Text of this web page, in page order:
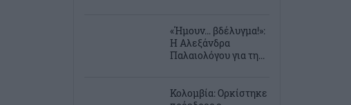
«Ήμουν… βδέλυγμα!»:
Η Αλεξάνδρα
Παλαιολόγου για τη...
Κολομβία: Ορκίστηκε